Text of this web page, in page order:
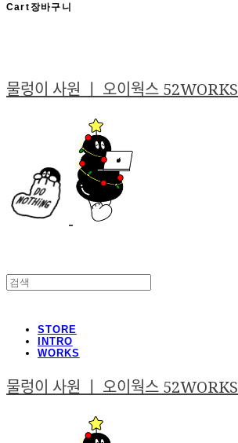
Cart 장바구니
물렁이 사원 ㅣ 오이웍스 52WORKS
STORE
INTRO
WORKS
물렁이 사원 ㅣ 오이웍스 52WORKS